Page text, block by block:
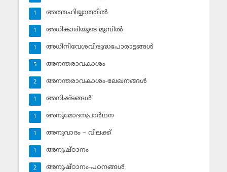
അത്തഹിയ്യാത്തില്‍
1
അധികാരിയുടെ മുമ്പില്‍
1
അധിനിവേശവിരുദ്ധപോരാട്ടങ്ങള്‍
1
അനന്തരാവകാശം
5
അനന്തരാവകാശം-ലേഖനങ്ങള്‍
2
അനിഷ്ടങ്ങള്‍
1
അനുമോദനപ്രാര്‍ഥന
1
അനുവാദം – വിലക്ക്‌
1
അനുഷ്ഠാനം
1
അനുഷ്ഠാനം-പഠനങ്ങള്‍
2